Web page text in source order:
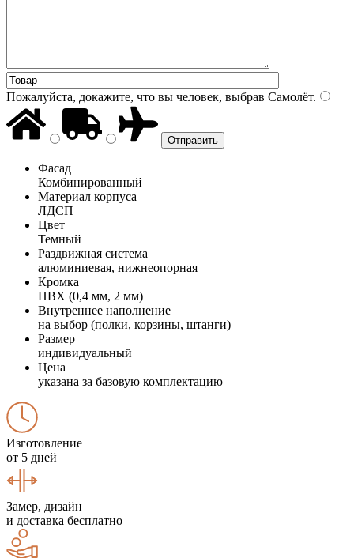
Пожалуйста, докажите, что вы человек, выбрав Самолёт.
Фасад
Комбинированный
Материал корпуса
ЛДСП
Цвет
Темный
Раздвижная система
алюминиевая, нижнеопорная
Кромка
ПВХ (0,4 мм, 2 мм)
Внутреннее наполнение
на выбор (полки, корзины, штанги)
Размер
индивидуальный
Цена
указана за базовую комплектацию
Изготовление
от 5 дней
Замер, дизайн
и доставка бесплатно